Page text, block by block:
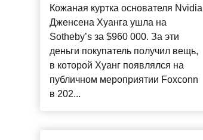
Кожаная куртка основателя Nvidia
Дженсена Хуанга ушла на
Sotheby’s за $960 000. За эти
деньги покупатель получил вещь,
в которой Хуанг появлялся на
публичном мероприятии Foxconn
в 202...